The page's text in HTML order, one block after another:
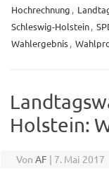
Hochrechnung ,
Schleswig-Holstein,
Wahlergebnis,
Holstein:
Von AF | 7. Mai 2017